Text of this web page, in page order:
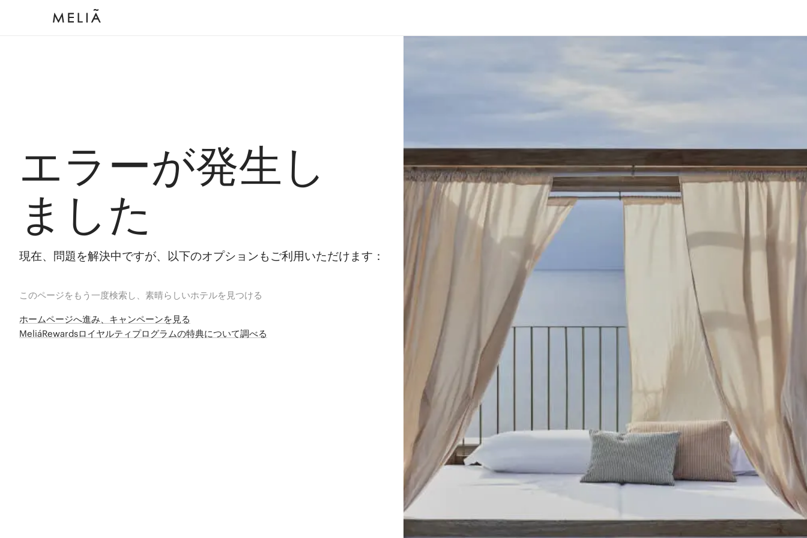
エラーが発生し
ました
現在、問題を解決中ですが、以下のオプションもご利用いただけます：
このページをもう一度検索し、素晴らしいホテルを見つける
ホームページへ進み、キャンペーンを見る
MeliáRewardsロイヤルティプログラムの特典について調べる